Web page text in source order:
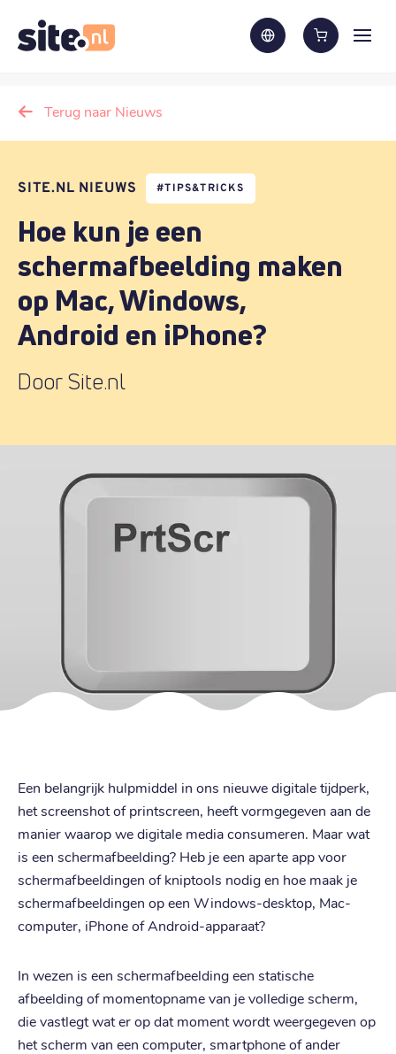
Terug naar Nieuws
SITE.NL NIEUWS #TIPS&TRICKS
Hoe kun je een
schermafbeelding maken
op Mac, Windows,
Android en iPhone?
Door Site.nl
Een belangrijk hulpmiddel in ons nieuwe digitale tijdperk,
het screenshot of printscreen, heeft vormgegeven aan de
manier waarop we digitale media consumeren. Maar wat
is een schermafbeelding? Heb je een aparte app voor
schermafbeeldingen of kniptools nodig en hoe maak je
schermafbeeldingen op een Windows-desktop, Mac-
computer, iPhone of Android-apparaat?
In wezen is een schermafbeelding een statische
afbeelding of momentopname van je volledige scherm,
die vastlegt wat er op dat moment wordt weergegeven op
het scherm van een computer, smartphone of ander